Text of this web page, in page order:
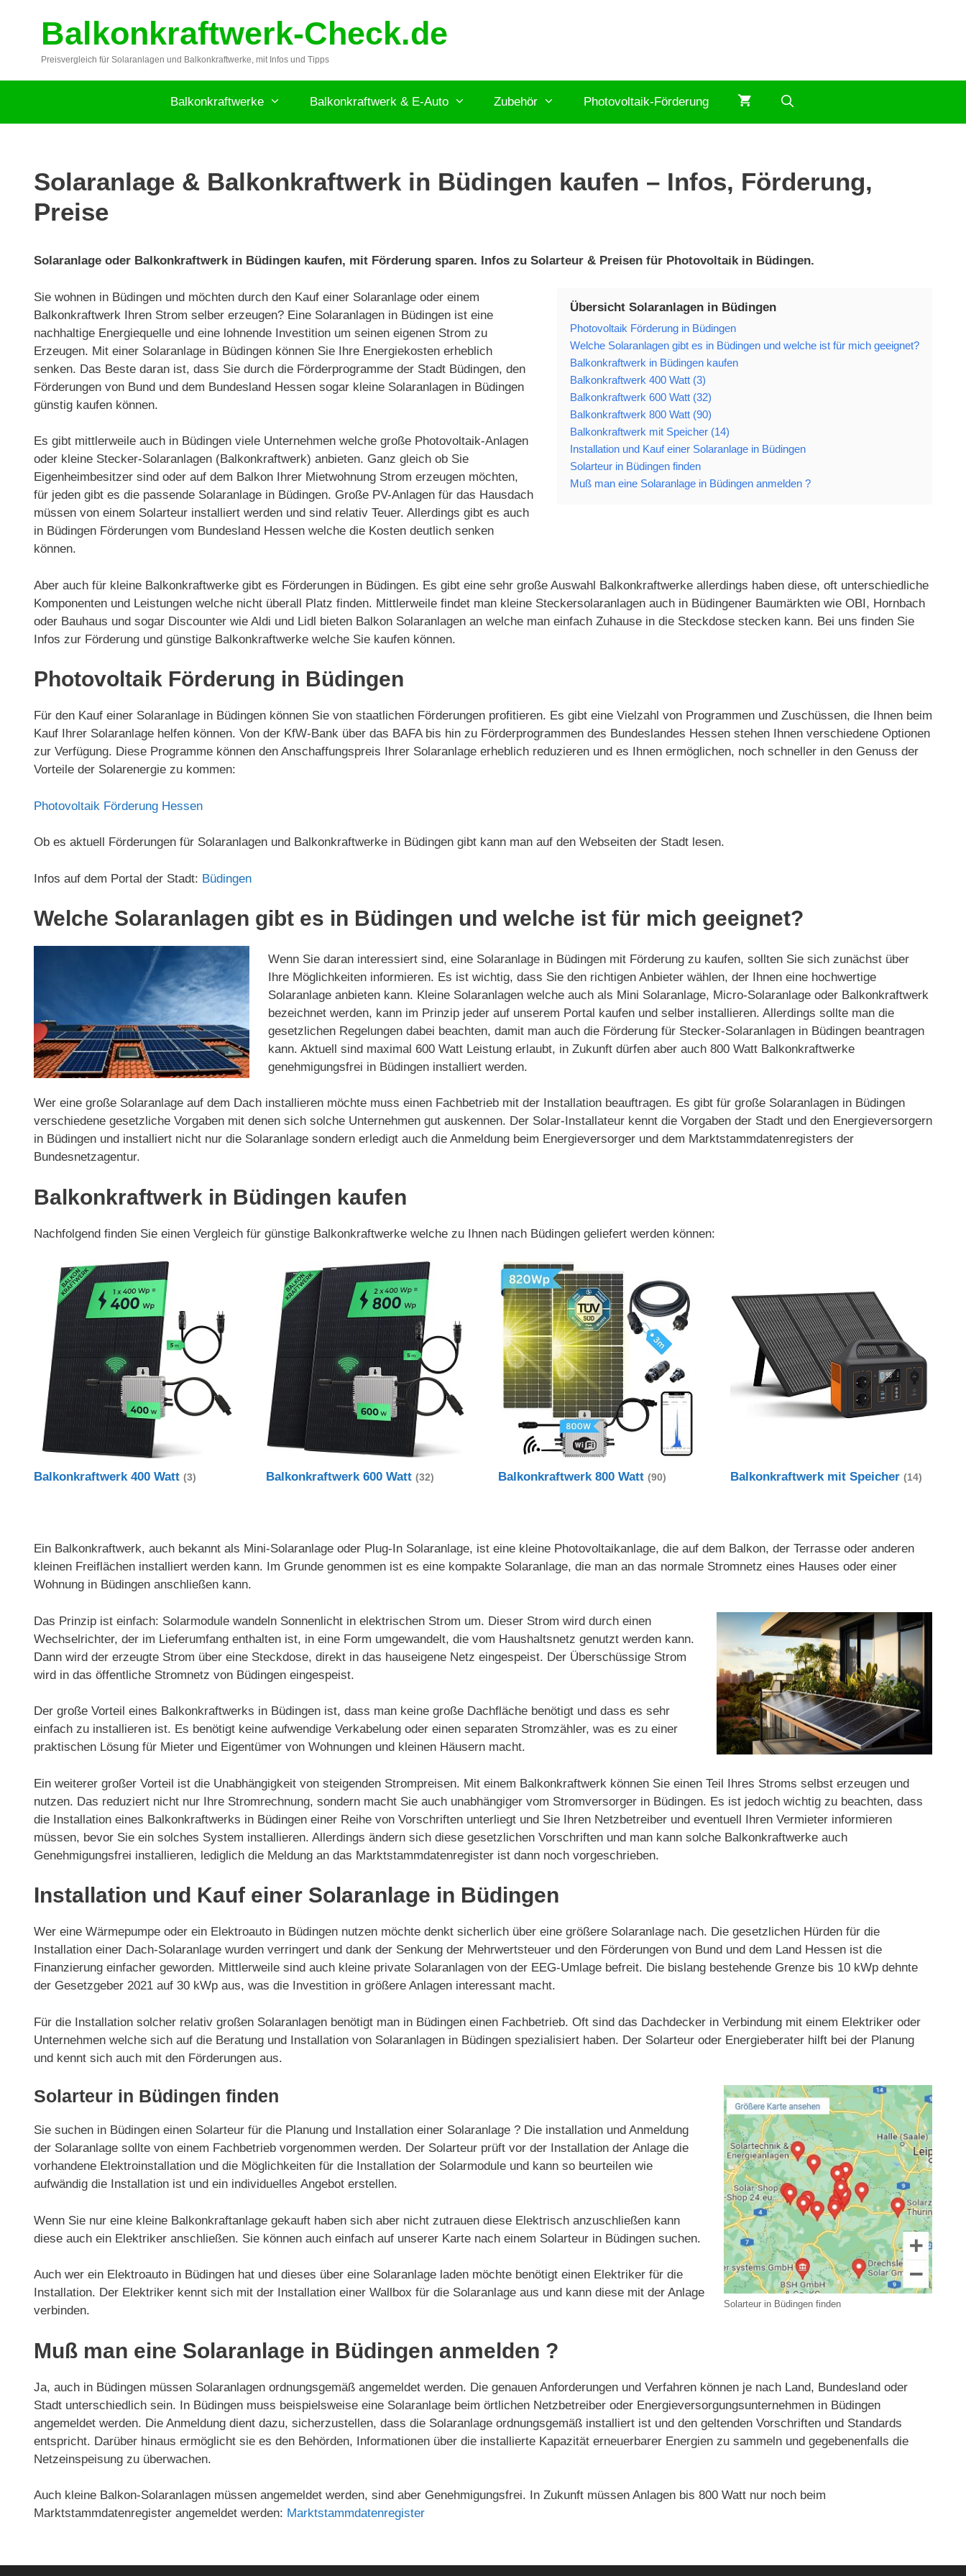
springenBalkonkraftwerk-Check.de
Preisvergleich für Solaranlagen und Balkonkraftwerke, mit Infos und Tipps
Balkonkraftwerke Balkonkraftwerk & E-Auto Zubehör Photovoltaik-Förderung
Solaranlage & Balkonkraftwerk in Büdingen kaufen – Infos, Förderung,
Preise
Solaranlage oder Balkonkraftwerk in Büdingen kaufen, mit Förderung sparen. Infos zu Solarteur & Preisen für Photovoltaik in Büdingen.
Übersicht Solaranlagen in Büdingen
Photovoltaik Förderung in Büdingen
Welche Solaranlagen gibt es in Büdingen und welche ist für mich geeignet?
Balkonkraftwerk in Büdingen kaufen
Balkonkraftwerk 400 Watt (3)
Balkonkraftwerk 600 Watt (32)
Balkonkraftwerk 800 Watt (90)
Balkonkraftwerk mit Speicher (14)
Installation und Kauf einer Solaranlage in Büdingen
Solarteur in Büdingen finden
Muß man eine Solaranlage in Büdingen anmelden ?
Sie wohnen in Büdingen und möchten durch den Kauf einer Solaranlage oder einem
Balkonkraftwerk Ihren Strom selber erzeugen? Eine Solaranlagen in Büdingen ist eine
nachhaltige Energiequelle und eine lohnende Investition um seinen eigenen Strom zu
Erzeugen. Mit einer Solaranlage in Büdingen können Sie Ihre Energiekosten erheblich
senken. Das Beste daran ist, dass Sie durch die Förderprogramme der Stadt Büdingen, den
Förderungen von Bund und dem Bundesland Hessen sogar kleine Solaranlagen in Büdingen
günstig kaufen können.
Es gibt mittlerweile auch in Büdingen viele Unternehmen welche große Photovoltaik-Anlagen
oder kleine Stecker-Solaranlagen (Balkonkraftwerk) anbieten. Ganz gleich ob Sie
Eigenheimbesitzer sind oder auf dem Balkon Ihrer Mietwohnung Strom erzeugen möchten,
für jeden gibt es die passende Solaranlage in Büdingen. Große PV-Anlagen für das Hausdach
müssen von einem Solarteur installiert werden und sind relativ Teuer. Allerdings gibt es auch
in Büdingen Förderungen vom Bundesland Hessen welche die Kosten deutlich senken
können.
Aber auch für kleine Balkonkraftwerke gibt es Förderungen in Büdingen. Es gibt eine sehr große Auswahl Balkonkraftwerke allerdings haben diese, oft unterschiedliche
Komponenten und Leistungen welche nicht überall Platz finden. Mittlerweile findet man kleine Steckersolaranlagen auch in Büdingener Baumärkten wie OBI, Hornbach
oder Bauhaus und sogar Discounter wie Aldi und Lidl bieten Balkon Solaranlagen an welche man einfach Zuhause in die Steckdose stecken kann. Bei uns finden Sie
Infos zur Förderung und günstige Balkonkraftwerke welche Sie kaufen können.
Photovoltaik Förderung in Büdingen
Für den Kauf einer Solaranlage in Büdingen können Sie von staatlichen Förderungen profitieren. Es gibt eine Vielzahl von Programmen und Zuschüssen, die Ihnen beim
Kauf Ihrer Solaranlage helfen können. Von der KfW-Bank über das BAFA bis hin zu Förderprogrammen des Bundeslandes Hessen stehen Ihnen verschiedene Optionen
zur Verfügung. Diese Programme können den Anschaffungspreis Ihrer Solaranlage erheblich reduzieren und es Ihnen ermöglichen, noch schneller in den Genuss der
Vorteile der Solarenergie zu kommen:
Photovoltaik Förderung Hessen
Ob es aktuell Förderungen für Solaranlagen und Balkonkraftwerke in Büdingen gibt kann man auf den Webseiten der Stadt lesen.
Infos auf dem Portal der Stadt: Büdingen
Welche Solaranlagen gibt es in Büdingen und welche ist für mich geeignet?
Wenn Sie daran interessiert sind, eine Solaranlage in Büdingen mit Förderung zu kaufen, sollten Sie sich zunächst über
Ihre Möglichkeiten informieren. Es ist wichtig, dass Sie den richtigen Anbieter wählen, der Ihnen eine hochwertige
Solaranlage anbieten kann. Kleine Solaranlagen welche auch als Mini Solaranlage, Micro-Solaranlage oder Balkonkraftwerk
bezeichnet werden, kann im Prinzip jeder auf unserem Portal kaufen und selber installieren. Allerdings sollte man die
gesetzlichen Regelungen dabei beachten, damit man auch die Förderung für Stecker-Solaranlagen in Büdingen beantragen
kann. Aktuell sind maximal 600 Watt Leistung erlaubt, in Zukunft dürfen aber auch 800 Watt Balkonkraftwerke
genehmigungsfrei in Büdingen installiert werden.
Wer eine große Solaranlage auf dem Dach installieren möchte muss einen Fachbetrieb mit der Installation beauftragen. Es gibt für große Solaranlagen in Büdingen
verschiedene gesetzliche Vorgaben mit denen sich solche Unternehmen gut auskennen. Der Solar-Installateur kennt die Vorgaben der Stadt und den Energieversorgern
in Büdingen und installiert nicht nur die Solaranlage sondern erledigt auch die Anmeldung beim Energieversorger und dem Marktstammdatenregisters der
Bundesnetzagentur.
Balkonkraftwerk in Büdingen kaufen
Nachfolgend finden Sie einen Vergleich für günstige Balkonkraftwerke welche zu Ihnen nach Büdingen geliefert werden können:
Balkonkraftwerk 400 Watt (3) Balkonkraftwerk 600 Watt(32) Balkonkraftwerk 800 Watt(90) Balkonkraftwerk mit Speicher(14)
Ein Balkonkraftwerk, auch bekannt als Mini-Solaranlage oder Plug-In Solaranlage, ist eine kleine Photovoltaikanlage, die auf dem Balkon, der Terrasse oder anderen
kleinen Freiflächen installiert werden kann. Im Grunde genommen ist es eine kompakte Solaranlage, die man an das normale Stromnetz eines Hauses oder einer
Wohnung in Büdingen anschließen kann.
Das Prinzip ist einfach: Solarmodule wandeln Sonnenlicht in elektrischen Strom um. Dieser Strom wird durch einen
Wechselrichter, der im Lieferumfang enthalten ist, in eine Form umgewandelt, die vom Haushaltsnetz genutzt werden kann.
Dann wird der erzeugte Strom über eine Steckdose, direkt in das hauseigene Netz eingespeist. Der Überschüssige Strom
wird in das öffentliche Stromnetz von Büdingen eingespeist.
Der große Vorteil eines Balkonkraftwerks in Büdingen ist, dass man keine große Dachfläche benötigt und dass es sehr
einfach zu installieren ist. Es benötigt keine aufwendige Verkabelung oder einen separaten Stromzähler, was es zu einer
praktischen Lösung für Mieter und Eigentümer von Wohnungen und kleinen Häusern macht.
Ein weiterer großer Vorteil ist die Unabhängigkeit von steigenden Strompreisen. Mit einem Balkonkraftwerk können Sie einen Teil Ihres Stroms selbst erzeugen und
nutzen. Das reduziert nicht nur Ihre Stromrechnung, sondern macht Sie auch unabhängiger vom Stromversorger in Büdingen. Es ist jedoch wichtig zu beachten, dass
die Installation eines Balkonkraftwerks in Büdingen einer Reihe von Vorschriften unterliegt und Sie Ihren Netzbetreiber und eventuell Ihren Vermieter informieren
müssen, bevor Sie ein solches System installieren. Allerdings ändern sich diese gesetzlichen Vorschriften und man kann solche Balkonkraftwerke auch
Genehmigungsfrei installieren, lediglich die Meldung an das Marktstammdatenregister ist dann noch vorgeschrieben.
Installation und Kauf einer Solaranlage in Büdingen
Wer eine Wärmepumpe oder ein Elektroauto in Büdingen nutzen möchte denkt sicherlich über eine größere Solaranlage nach. Die gesetzlichen Hürden für die
Installation einer Dach-Solaranlage wurden verringert und dank der Senkung der Mehrwertsteuer und den Förderungen von Bund und dem Land Hessen ist die
Finanzierung einfacher geworden. Mittlerweile sind auch kleine private Solaranlagen von der EEG-Umlage befreit. Die bislang bestehende Grenze bis 10 kWp dehnte
der Gesetzgeber 2021 auf 30 kWp aus, was die Investition in größere Anlagen interessant macht.
Für die Installation solcher relativ großen Solaranlagen benötigt man in Büdingen einen Fachbetrieb. Oft sind das Dachdecker in Verbindung mit einem Elektriker oder
Unternehmen welche sich auf die Beratung und Installation von Solaranlagen in Büdingen spezialisiert haben. Der Solarteur oder Energieberater hilft bei der Planung
und kennt sich auch mit den Förderungen aus.
Solarteur in Büdingen finden
Solarteur in Büdingen finden
Sie suchen in Büdingen einen Solarteur für die Planung und Installation einer Solaranlage ? Die installation und Anmeldung
der Solaranlage sollte von einem Fachbetrieb vorgenommen werden. Der Solarteur prüft vor der Installation der Anlage die
vorhandene Elektroinstallation und die Möglichkeiten für die Installation der Solarmodule und kann so beurteilen wie
aufwändig die Installation ist und ein individuelles Angebot erstellen.
Wenn Sie nur eine kleine Balkonkraftanlage gekauft haben sich aber nicht zutrauen diese Elektrisch anzuschließen kann
diese auch ein Elektriker anschließen. Sie können auch einfach auf unserer Karte nach einem Solarteur in Büdingen suchen.
Auch wer ein Elektroauto in Büdingen hat und dieses über eine Solaranlage laden möchte benötigt einen Elektriker für die
Installation. Der Elektriker kennt sich mit der Installation einer Wallbox für die Solaranlage aus und kann diese mit der Anlage
verbinden.
Muß man eine Solaranlage in Büdingen anmelden ?
Ja, auch in Büdingen müssen Solaranlagen ordnungsgemäß angemeldet werden. Die genauen Anforderungen und Verfahren können je nach Land, Bundesland oder
Stadt unterschiedlich sein. In Büdingen muss beispielsweise eine Solaranlage beim örtlichen Netzbetreiber oder Energieversorgungsunternehmen in Büdingen
angemeldet werden. Die Anmeldung dient dazu, sicherzustellen, dass die Solaranlage ordnungsgemäß installiert ist und den geltenden Vorschriften und Standards
entspricht. Darüber hinaus ermöglicht sie es den Behörden, Informationen über die installierte Kapazität erneuerbarer Energien zu sammeln und gegebenenfalls die
Netzeinspeisung zu überwachen.
Auch kleine Balkon-Solaranlagen müssen angemeldet werden, sind aber Genehmigungsfrei. In Zukunft müssen Anlagen bis 800 Watt nur noch beim
Marktstammdatenregister angemeldet werden: Marktstammdatenregister